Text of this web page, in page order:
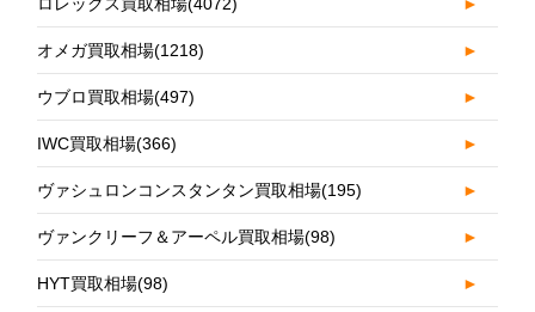
ロレックス買取相場(4072) ►
オメガ買取相場(1218) ►
ウブロ買取相場(497) ►
IWC買取相場(366) ►
ヴァシュロンコンスタンタン買取相場(195) ►
ヴァンクリーフ＆アーペル買取相場(98) ►
HYT買取相場(98) ►